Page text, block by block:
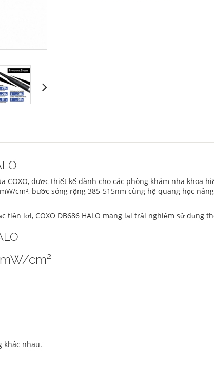
COXO, được thiết kế dành cho các phòng khám nha
cm², bước sóng rộng 385-515nm cùng hệ quang học
tiện lợi, COXO DB686 HALO mang lại trải nghiệm sử dụng
cm²
khác nhau.